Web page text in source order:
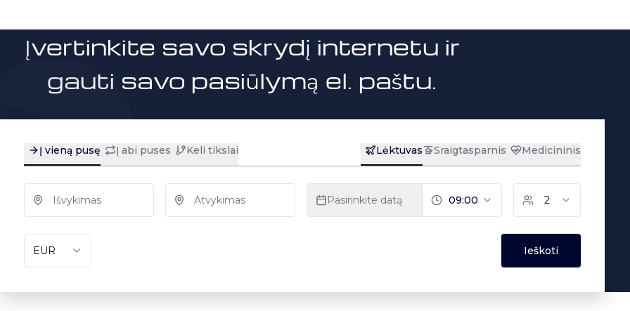
Įvertinkite savo skrydį internetu ir
gauti savo pasiūlymą el. paštu.